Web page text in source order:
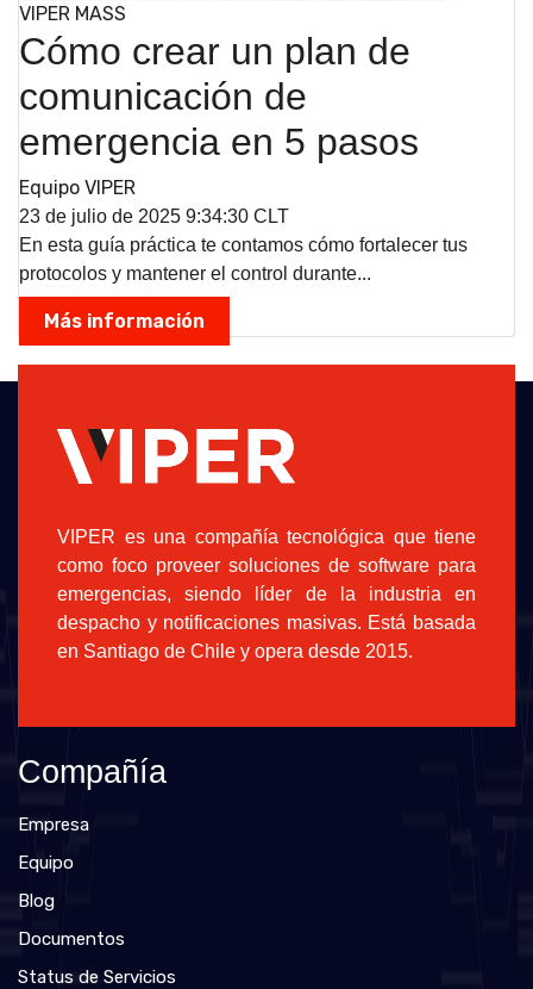
VIPER MASS
Cómo crear un plan de
comunicación de
emergencia en 5 pasos
Equipo VIPER
23 de julio de 2025 9:34:30 CLT
En esta guía práctica te contamos cómo fortalecer tus
protocolos y mantener el control durante...
Más información
VIPER es una compañía tecnológica que tiene
como foco proveer soluciones de software para
emergencias, siendo líder de la industria en
despacho y notificaciones masivas. Está basada
en Santiago de Chile y opera desde 2015.
Compañía
Empresa
Equipo
Blog
Documentos
Status de Servicios